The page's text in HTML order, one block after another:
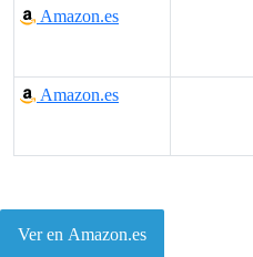
Amazon.es
Amazon.es
Ver en Amazon.es